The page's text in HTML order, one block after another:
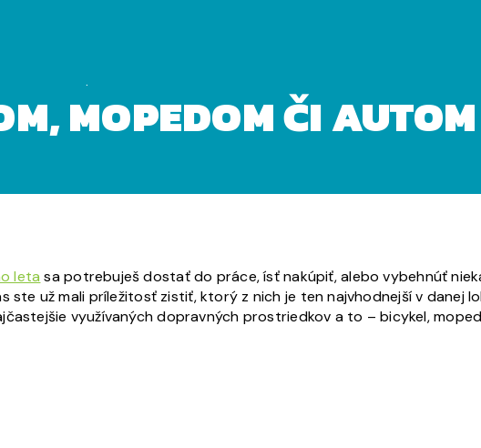
MOPEDOM ČI
leta sa potrebuješ dostať do práce, ísť nakúpiť, alebo vybehnúť
ste už mali príležitosť zistiť, ktorý z nich je ten najvhodnejší v
využívaných dopravných prostriedkov a to – bicykel,